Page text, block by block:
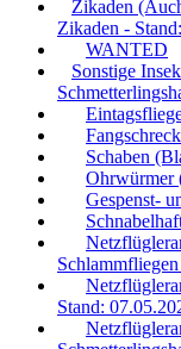
Zikaden
Zikaden -
WANTED
Sonstige
Schaben
Ohrwürmer
Gespenst-
Stand: